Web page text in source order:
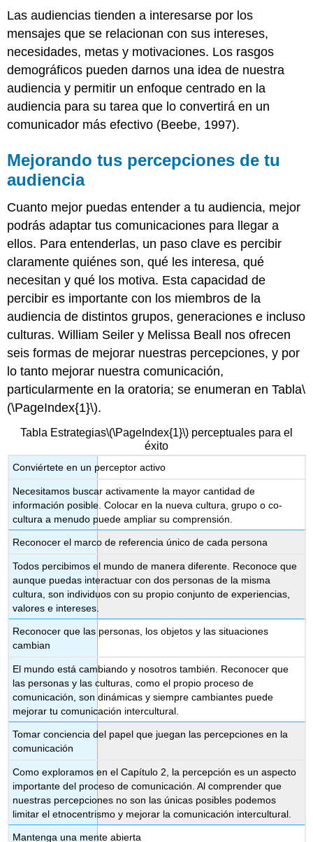
Las audiencias tienden a interesarse por los
mensajes que se relacionan con sus intereses,
necesidades, metas y motivaciones. Los rasgos
demográficos pueden darnos una idea de nuestra
audiencia y permitir un enfoque centrado en la
audiencia para su tarea que lo convertirá en un
comunicador más efectivo (Beebe, 1997).
Mejorando tus percepciones de tu
audiencia
Cuanto mejor puedas entender a tu audiencia, mejor
podrás adaptar tus comunicaciones para llegar a
ellos. Para entenderlas, un paso clave es percibir
claramente quiénes son, qué les interesa, qué
necesitan y qué los motiva. Esta capacidad de
percibir es importante con los miembros de la
audiencia de distintos grupos, generaciones e incluso
culturas. William Seiler y Melissa Beall nos ofrecen
seis formas de mejorar nuestras percepciones, y por
lo tanto mejorar nuestra comunicación,
particularmente en la oratoria; se enumeran en Tabla\
(\PageIndex{1}\).
Tabla Estrategias\(\PageIndex{1}\) perceptuales para el
éxito
Conviértete en un perceptor activo
Necesitamos buscar activamente la mayor cantidad de
información posible. Colocar en la nueva cultura, grupo o co-
cultura a menudo puede ampliar su comprensión.
Reconocer el marco de referencia único de cada persona
Todos percibimos el mundo de manera diferente. Reconoce que
aunque puedas interactuar con dos personas de la misma
cultura, son individuos con su propio conjunto de experiencias,
valores e intereses.
Reconocer que las personas, los objetos y las situaciones
cambian
El mundo está cambiando y nosotros también. Reconocer que
las personas y las culturas, como el propio proceso de
comunicación, son dinámicas y siempre cambiantes puede
mejorar tu comunicación intercultural.
Tomar conciencia del papel que juegan las percepciones en la
comunicación
Como exploramos en el Capítulo 2, la percepción es un aspecto
importante del proceso de comunicación. Al comprender que
nuestras percepciones no son las únicas posibles podemos
limitar el etnocentrismo y mejorar la comunicación intercultural.
Mantenga una mente abierta